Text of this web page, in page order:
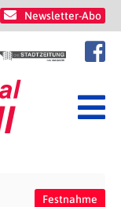
Newsletter-Abo
Festnahme